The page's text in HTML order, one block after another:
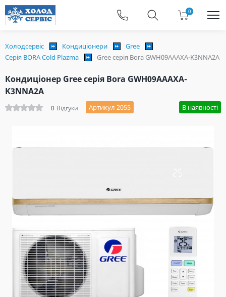
0
Холодсервіс Кондиціонери
Gree
Серія BORA Cold Plazma
Gree серія Bora GWH09AAAXA-K3NNA2A
Кондиціонер Gree серія Bora GWH09AAAXA-
K3NNA2A
0 Відгуки Артикул 2055 В наявності